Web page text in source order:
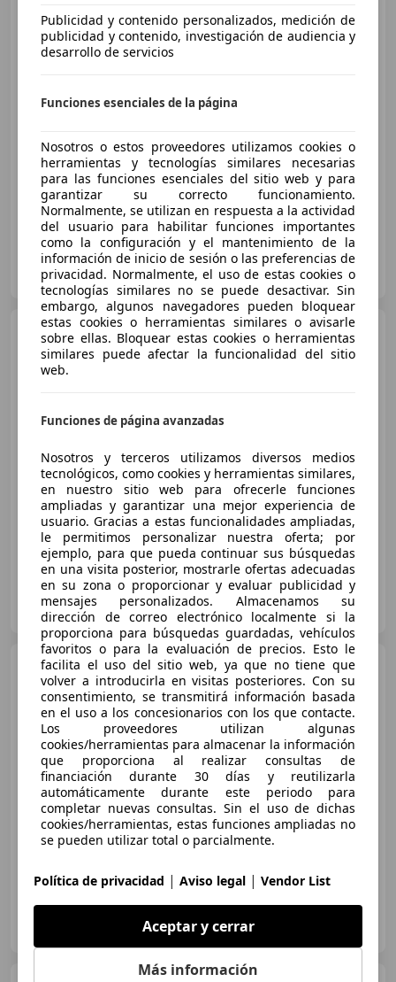
Honda Accord
2.2i-CTDi
Sport
€ 7.900
10/2007 166.053 km Diésel
103 kW (140 CV)
OCASIONPLUS BARAKALDO
ES-48903 BILBAO
Honda CR-V 2.2i-CTDi Luxury
€ 9.200
Buen precio
01/2010 156.000 km Diésel
103 kW (140 CV)
ROLLANDI ALL CARS
ES-07009 PALMA DE MALLORCA
Honda Civic 1.0 VTEC Turbo
Elegance
€ 13.232 1
Preciojusto
10/2017 165.456 km Gasolina
95 kW (129 CV)
ES-28942 FUENLABRADA
Publicidad y contenido personalizados, medición de
publicidad y contenido, investigación de audiencia y
desarrollo de servicios
Funciones esenciales de la página
Nosotros o estos proveedores utilizamos cookies o
herramientas y tecnologías similares necesarias
para las funciones esenciales del sitio web y para
garantizar su correcto funcionamiento.
Normalmente, se utilizan en respuesta a la actividad
del usuario para habilitar funciones importantes
como la configuración y el mantenimiento de la
información de inicio de sesión o las preferencias de
privacidad. Normalmente, el uso de estas cookies o
tecnologías similares no se puede desactivar. Sin
embargo, algunos navegadores pueden bloquear
estas cookies o herramientas similares o avisarle
sobre ellas. Bloquear estas cookies o herramientas
similares puede afectar la funcionalidad del sitio
web.
Funciones de página avanzadas
Nosotros y terceros utilizamos diversos medios
tecnológicos, como cookies y herramientas similares,
en nuestro sitio web para ofrecerle funciones
ampliadas y garantizar una mejor experiencia de
usuario. Gracias a estas funcionalidades ampliadas,
le permitimos personalizar nuestra oferta; por
ejemplo, para que pueda continuar sus búsquedas
en una visita posterior, mostrarle ofertas adecuadas
en su zona o proporcionar y evaluar publicidad y
mensajes personalizados. Almacenamos su
dirección de correo electrónico localmente si la
proporciona para búsquedas guardadas, vehículos
favoritos o para la evaluación de precios. Esto le
facilita el uso del sitio web, ya que no tiene que
volver a introducirla en visitas posteriores. Con su
consentimiento, se transmitirá información basada
en el uso a los concesionarios con los que contacte.
Los proveedores utilizan algunas
cookies/herramientas para almacenar la información
que proporciona al realizar consultas de
financiación durante 30 días y reutilizarla
automáticamente durante este periodo para
completar nuevas consultas. Sin el uso de dichas
cookies/herramientas, estas funciones ampliadas no
se pueden utilizar total o parcialmente.
Política de privacidad | Aviso legal | Vendor List
Aceptar y cerrar
Más información